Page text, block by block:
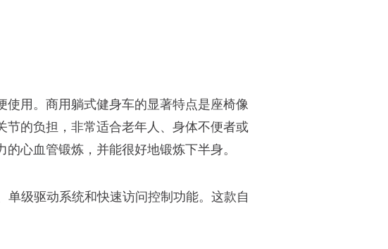
用。商用躺式健身车的显著特点是座椅像
的负担，非常适合老年人、身体不便者或
心血管锻炼，并能很好地锻炼下半身。
级驱动系统和快速访问控制功能。这款自